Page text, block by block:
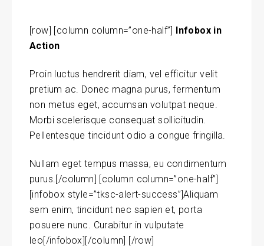
[row] [column column=”one-half”]
Infobox in
Action
Proin luctus hendrerit diam, vel efficitur velit
pretium ac. Donec magna purus, fermentum
non metus eget, accumsan volutpat neque.
Morbi scelerisque consequat sollicitudin.
Pellentesque tincidunt odio a congue fringilla.
Nullam eget tempus massa, eu condimentum
purus.[/column] [column column=”one-half”]
[infobox style=”tksc-alert-success”]Aliquam
sem enim, tincidunt nec sapien et, porta
posuere nunc. Curabitur in vulputate
leo[/infobox][/column] [/row]